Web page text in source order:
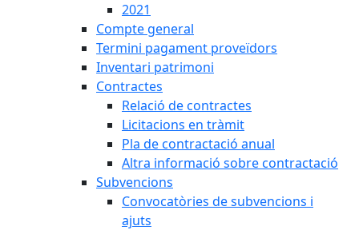
2021
Compte general
Termini pagament proveïdors
Inventari patrimoni
Contractes
Relació de contractes
Licitacions en tràmit
Pla de contractació anual
Altra informació sobre contractació
Subvencions
Convocatòries de subvencions i
ajuts